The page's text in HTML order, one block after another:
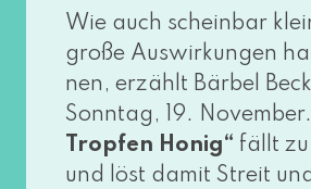
Wie auch schein­bar
gro­ße Auswirkungen
nen, erzählt Bärbel
Sonntag, 19. November.
Tropfen Honig“ fällt zu
und löst damit Streit